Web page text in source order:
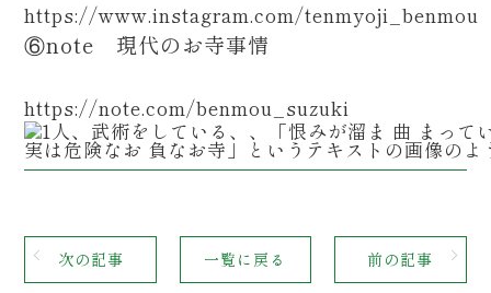
https://www.instagram.com/tenmyoji_benmou
⑥note 現代のお寺事情
https://note.com/benmou_suzuki
次の記事 一覧に戻る 前の記事